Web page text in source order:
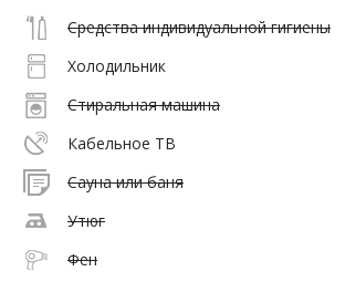
Средства индивидуальной гигиены
Холодильник
Стиральная машина
Кабельное ТВ
Сауна или баня
Утюг
Фен